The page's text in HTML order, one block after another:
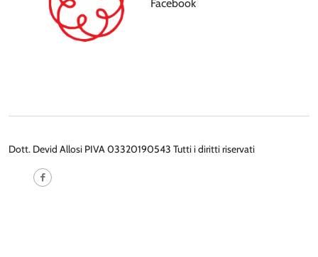
Facebook
Dott. Devid Allosi PIVA 03320190543 Tutti i diritti riservati